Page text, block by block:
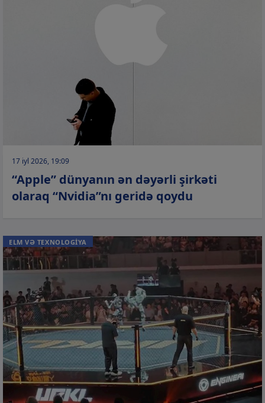
17 iyl 2026, 19:09
“Apple” dünyanın ən dəyərli şirkəti
olaraq “Nvidia”nı geridə qoydu
ELM VƏ TEXNOLOGİYA